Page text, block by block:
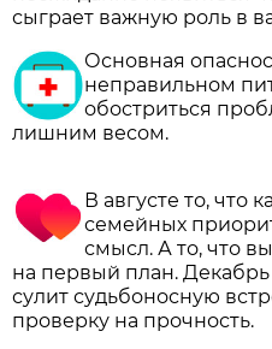
сыграет важную роль в
Основная
неправильном
обостриться
лишним весом.
В августе то, что
семейных
смысл. А то, что
на первый план.
сулит судьбоносную
проверку на прочность.